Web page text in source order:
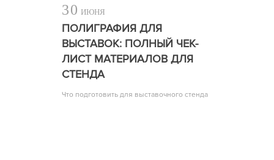
30 ИЮНЯ
ПОЛИГРАФИЯ ДЛЯ
ВЫСТАВОК: ПОЛНЫЙ ЧЕК-
ЛИСТ МАТЕРИАЛОВ ДЛЯ
СТЕНДА
Что подготовить для выставочного стенда